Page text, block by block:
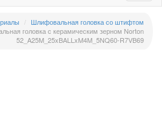
Шлифовальная головка со штифтом
головка с керамическим зерном Norton
52_A25M_25xBALLxM4M_5NQ60-R7VB69